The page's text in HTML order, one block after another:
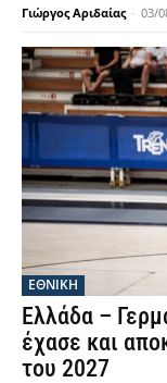
Γιώργος Αριδαίας - 03/
ΕΘΝΙΚΉ
Ελλάδα –
έχασε και
του 2027